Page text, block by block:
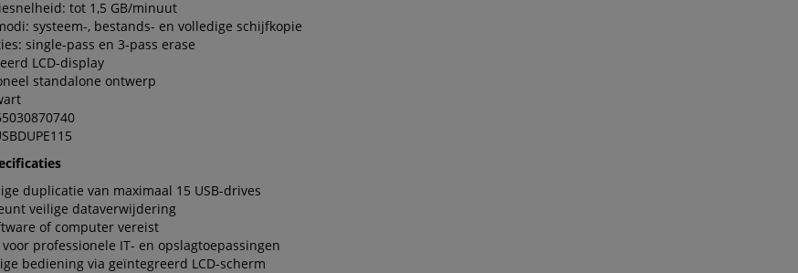
tot 1,5 GB/minuut
systeem-, bestands- en volledige schijfkopie
single-pass en 3-pass erase
LCD-display
standalone ontwerp
duplicatie van maximaal 15 USB-drives
veilige dataverwijdering
of computer vereist
voor professionele IT- en opslagtoepassingen
bediening via geïntegreerd LCD-scherm